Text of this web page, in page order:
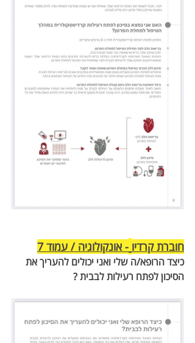
חוברת קרדיו - אונקולוגיה / עמוד 7
כיצד הרופא/ה שלי ואני יכולים להעריך את
הסיכון לפתח רעילות לבבית ?